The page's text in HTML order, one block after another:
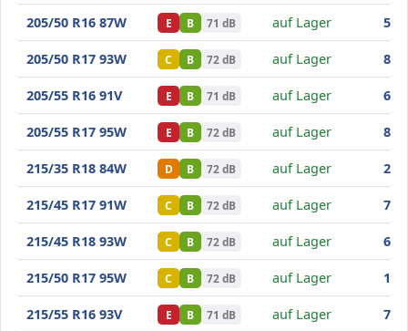
Goodride SA37
205/50 R16 87W E B 71 dB auf Lager 56
Goodride SA37
205/50 R17 93W C B 72 dB auf Lager 81
Goodride SA37
205/55 R16 91V E B 71 dB auf Lager 60
Goodride SA37
205/55 R17 95W E B 72 dB auf Lager 82
Goodride SA37
215/35 R18 84W D B 72 dB auf Lager 291
Goodride SA37
215/45 R17 91W C B 72 dB auf Lager 73
Goodride SA37
215/45 R18 93W C B 72 dB auf Lager 65
Goodride SA37
215/50 R17 95W C B 72 dB auf Lager 143
Goodride SA37
215/55 R16 93V E B 71 dB auf Lager 78